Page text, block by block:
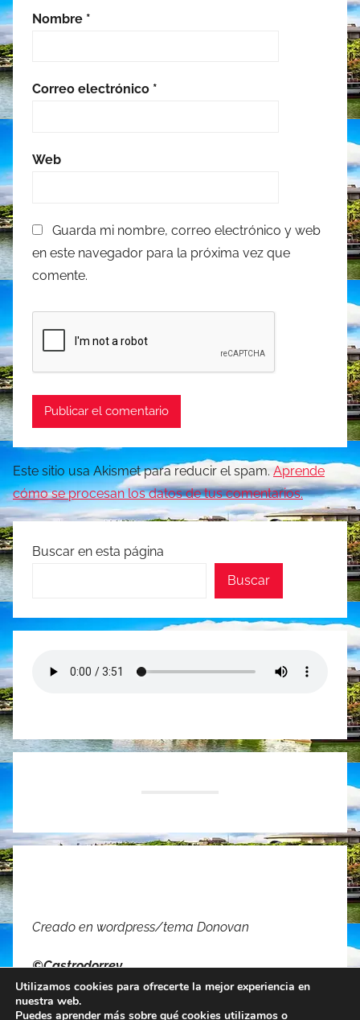
Nombre *
Correo electrónico *
Web
Guarda mi nombre, correo electrónico y web
en este navegador para la próxima vez que
comente.
Este sitio usa Akismet para reducir el spam. Aprende
cómo se procesan los datos de tus comentarios.
Buscar en esta página
Buscar
Creado en wordpress/tema Donovan
©Castrodorrey
Utilizamos cookies para ofrecerte la mejor experiencia en
nuestra web.
Puedes aprender más sobre qué cookies utilizamos o